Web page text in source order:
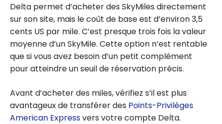
Delta permet d’acheter des SkyMiles directement
sur son site, mais le coût de base est d’environ 3,5
cents US par mile. C’est presque trois fois la valeur
moyenne d’un SkyMile. Cette option n’est rentable
que si vous avez besoin d’un petit complément
pour atteindre un seuil de réservation précis.
Avant d’acheter des miles, vérifiez s’il est plus
avantageux de transférer des Points-Privilèges
American Expressvers votre compte Delta.